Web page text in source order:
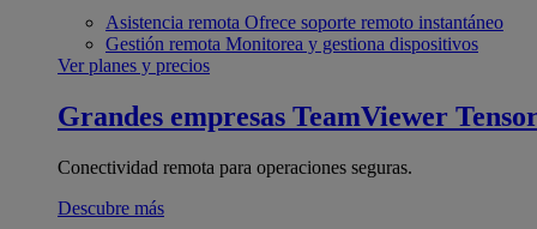
Asistencia remota Ofrece soporte remoto instantáneo
Gestión remota Monitorea y gestiona dispositivos
Ver planes y precios
Grandes empresas TeamViewer Tensor
Conectividad remota para operaciones seguras.
Descubre más